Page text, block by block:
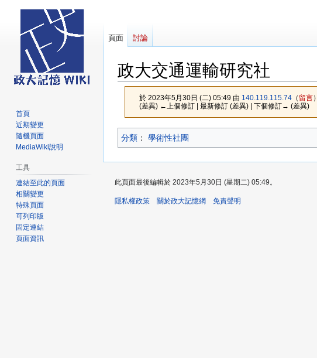
政大交通運輸研究社
於 2023年5月30日 (二) 05:49 由 140.119.115.74（ 留言）
(差異) ←上個修訂 | 最新修訂 (差異) | 下個修訂→ (差異)
跳
至
跳
至
分類 ：​ 學術性社團
頁面 討論
首頁
近期變更
隨機頁面
MediaWiki說明
工具
連結至此的頁面
相關變更
特殊頁面
可列印版
固定連結
頁面資訊
此頁面最後編輯於 2023年5月30日 (星期二) 05:49。
隱私權政策 關於政大記憶網 免責聲明